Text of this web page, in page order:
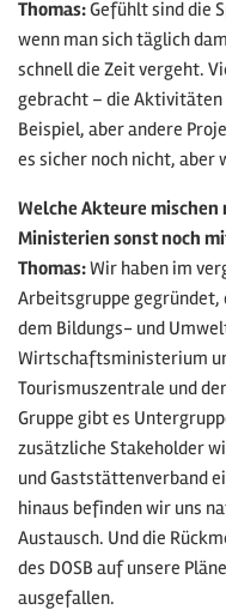
Thomas:Gefühlt sind die
wenn man sich täglich
schnell die Zeit vergeht.
gebracht – die Aktivitäten
Beispiel, aber andere
es sicher noch nicht, aber
Welche Akteure mischen
Ministerien sonst noch
Thomas:Wir haben im
Arbeitsgruppe
dem Bildungs- und
Wirtschaftsministerium
Tourismuszentrale und
Gruppe gibt es
zusätzliche Stakeholder
und Gaststättenverband
hinaus befinden wir uns
Austausch. Und die
des DOSB auf unsere
ausgefallen.